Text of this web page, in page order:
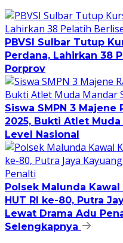
PBVSI Sulbar Tutup
Perdana, Lahirkan 38
Porprov
Siswa SMPN 3
2025, Bukti Atlet
Level Nasional
Polsek Malunda
HUT RI ke-80, Putra
Lewat Drama Adu
Selengkapnya